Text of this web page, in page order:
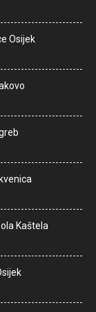
Osijek
Kaštela